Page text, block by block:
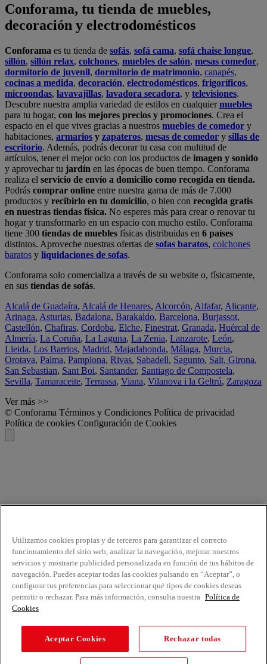
Conforama, tu tienda de muebles,
decoración y electrodomésticos
Conforama es tu tienda de sofás, sofá cama, sofá chaise longue,
sillón, sillón relax, colchones, muebles de salón, mesas comedor,
dormitorio de juvenil, dormitorio de matrimonio, canapés,
cocinas a medida, decoración, electrodomésticos, frigoríficos,
microondas, lavavajillas, lavadora secadora, y televisiones.
Descubre nuestra amplia variedad de estilos en cualquiermuebles
para tu hogar, con los mejores precios y promociones. Crea el
espacio en el que vives gracias a nuestros muebles de comedor y
habitaciones, armarios y zapateros, mesas de comedor y sillas de
escritorio. Además, podrás decorar tu casa con multitud de
artículos, tener el mejor ocio con los productos de imagen y sonido
y aprovechar tu jardín en las épocas de buen tiempo. Conforama
realiza el servicio de envío a domicilio como recogida en tienda.
Podrás comprar online entre nuestra gama de más de 7.000
productos y recibirlo en tu domicilio, o bien con recogida gratis
en nuestras tiendas física. No esperes más para crear o renovar tu
hogar y transformarlo en un espacio con mucho estilo. Conforama
tiene 300 tiendas de muebles físicas distribuidas en 6 países
distintos. Aproveche nuestras ofertas de sofas baratos, colchones
baratos y liquidaciones de sofas.
Conforama solo comercializa a través de su website o, físicamente,
en sus tiendas de sofás.
Alcalá de Guadaíra, Alcalá de Henares, Alcorcón, Alfafar, Alicante,
Arinaga, Asturias, Badalona, Barakaldo, Barcelona, Burjassot,
Castellón, Chafiras, Cordoba, Elche, Finestrat, Granada, Huércal de
Almería, La Coruña, La Laguna, La Zenia, Lanzarote, León,
Lleida, Los Barrios, Madrid, Majadahonda, Málaga, Murcia,
Orotava, Palma, Pamplona, Rivas, Sabadell, Sagunto, Salt, Girona,
San Sebastian, Sant Boi, Santander, Santiago de Compostela,
Sevilla, Tamaraceite, Terrassa, Viana, Vilanova i la Geltrú, Zaragoza
Ver más >>
© Conforama Términos y Condiciones Política de privacidad
Política de cookies Configuración de Cookies
Utilizamos cookies propias y de terceros para garantizar el correcto
funcionamiento del sitio web, analizar la navegación, mejorar nuestros
servicios y mostrarte publicidad personalizada en función de tus hábitos de
navegación. Puedes aceptar todas las cookies pulsando en “Aceptar”, o
configurar tus preferencias para seleccionar qué tipos de cookies deseas
permitir o rechazar. Para más información, consulta nuestra Política de
Cookies
Aceptar Cookies Rechazar todas